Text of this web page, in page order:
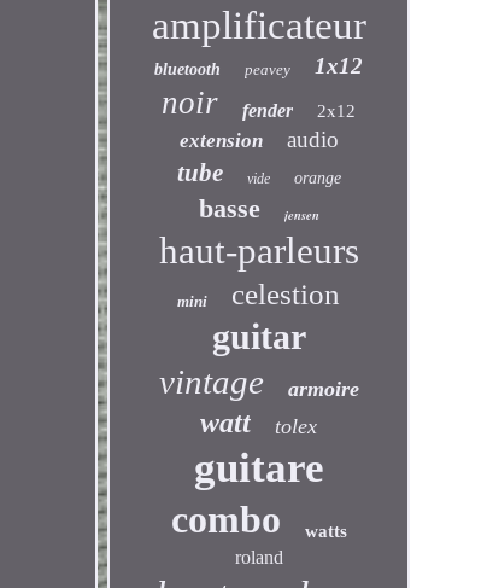
amplificateur
bluetooth peavey 1x12
noir fender 2x12
extension audio
tube vide orange
basse jensen
haut-parleurs
mini celestion
guitar
vintage armoire
watt tolex
guitare
combo watts
roland